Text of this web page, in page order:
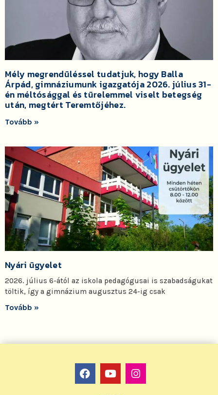
Mély megrendüléssel tudatjuk, hogy Balla
Árpád, gimnáziumunk igazgatója 2026. július 31-
én méltósággal és türelemmel viselt betegség
után, megtért Teremtőjéhez.
Tovább »
Nyári ügyelet
2026. július 6-ától az iskola pedagógusai is szabadságukat
töltik, így a gimnázium augusztus 24-ig csak
Tovább »